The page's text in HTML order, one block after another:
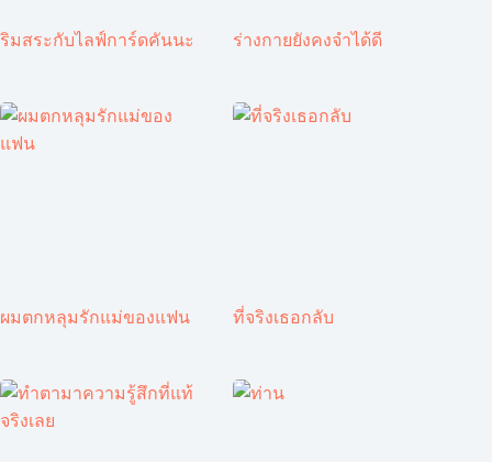
ริมสระกับไลฟ์การ์ดคันนะ ร่างกายยังคงจำได้ดี
ผมตกหลุมรักแม่ของแฟน ที่จริงเธอกลับ